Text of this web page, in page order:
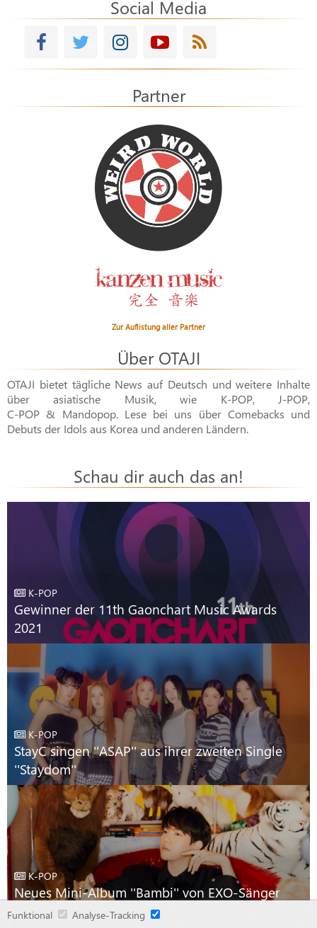
Funktional Analyse-Tracking
Social Media
Partner
Zur Auflistung aller Partner
Über OTAJI
OTAJI bietet tägliche News auf Deutsch und weitere Inhalte
über asiatische Musik, wie K-POP, J-POP,
C-POP & Mandopop. Lese bei uns über Comebacks und
Debuts der Idols aus Korea und anderen Ländern.
Schau dir auch das an!
K-POP
Gewinner der 11th Gaonchart Music Awards
2021
K-POP
StayC singen ''ASAP'' aus ihrer zweiten Single
''Staydom''
K-POP
Neues Mini-Album ''Bambi'' von EXO-Sänger
Baekhyun